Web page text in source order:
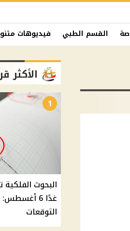
القسم الطبي فيديوهات
الأكثر
1
البحوث
غدًا 6
التوقعات